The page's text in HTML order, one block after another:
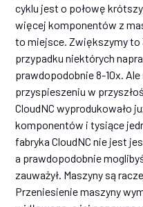
cyklu jest o połowę
więcej komponentów z
to miejsce. Zwiększymy to
przypadku niektórych
prawdopodobnie 8-10x.
przyspieszeniu w
CloudNC wyprodukowało
komponentów i tysiące
fabryka CloudNC nie jest
a prawdopodobnie
zauważył. Maszyny są
Przeniesienie maszyny